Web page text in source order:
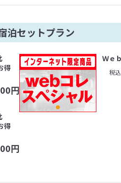
泊セットプラン
得
円
Ｗｅ
税込
得
円